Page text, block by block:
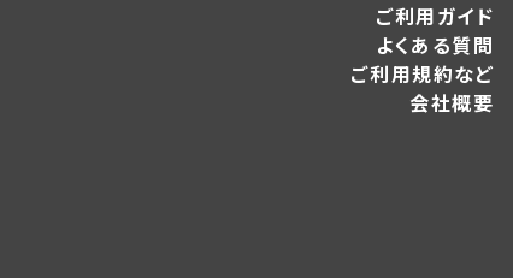
ご利用ガイド
よくある質問
ご利用規約など
会社概要